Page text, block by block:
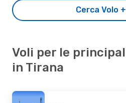
Cerca Volo
Voli per le
in Tirana